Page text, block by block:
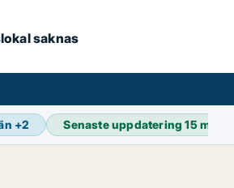
saknas
+2 Senaste uppdatering15 min